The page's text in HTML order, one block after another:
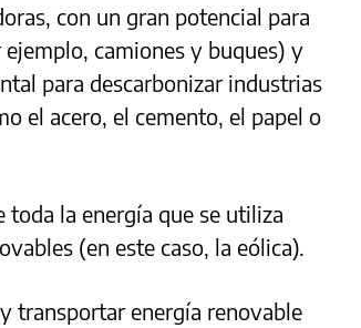
con un gran potencial para
camiones y buques) y
para descarbonizar industrias
el acero, el cemento, el papel o
toda la energía que se utiliza
(en este caso, la eólica).
transportar energía renovable